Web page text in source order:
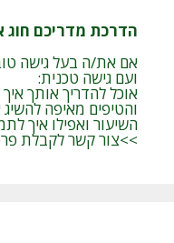
הדרכת מדריכם חוג
אם את/ה בעל גישה
ועם גישה טכנית:
אוכל להדריך אותך
והטיפים מאיפה
השיעור ואפילו איך
>>צור קשר לקבלת